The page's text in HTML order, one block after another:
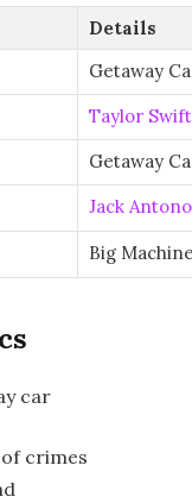
Details
Getaway
Taylor Swift
Getaway
Jack
Big
car
crimes